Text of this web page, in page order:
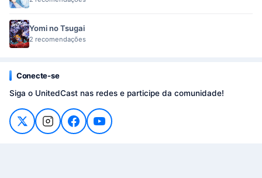
Yomi no Tsugai
2 recomendações
Conecte-se
Siga o UnitedCast nas redes e participe da comunidade!